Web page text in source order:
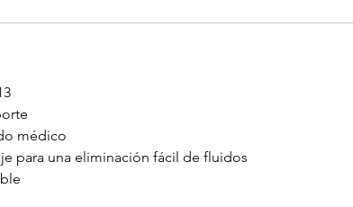
médico
para una eliminación fácil de fluidos